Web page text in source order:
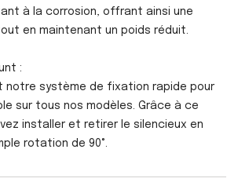
à la corrosion, offrant ainsi une
en maintenant un poids réduit.
:
notre système de fixation rapide pour
sur tous nos modèles. Grâce à ce
installer et retirer le silencieux en
rotation de 90°.